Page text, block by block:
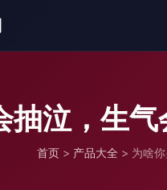
抽泣，生
首页 > 产品大全 > 为啥